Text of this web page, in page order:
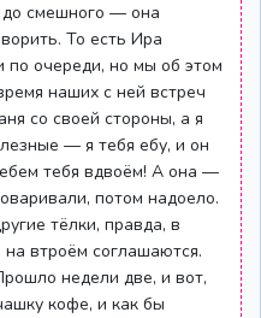
до смешного — она
То есть Ира
по очереди, но мы об этом
наших с ней встреч
со своей стороны, а я
— я тебя ебу, и он
тебя вдвоём! А она —
потом надоело.
тёлки, правда, в
втроём соглашаются.
недели две, и вот,
кофе, и как бы